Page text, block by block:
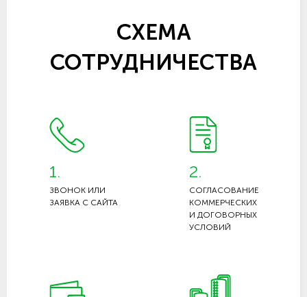
СХЕМА
СОТРУДНИЧЕСТВА
1.
ЗВОНОК ИЛИ
ЗАЯВКА С САЙТА
2.
СОГЛАСОВАНИЕ
КОММЕРЧЕСКИХ
И ДОГОВОРНЫХ
УСЛОВИЙ